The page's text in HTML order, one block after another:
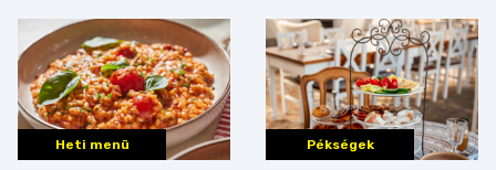
augusztusban
feltankolj belőle
Heti menü Pékségek